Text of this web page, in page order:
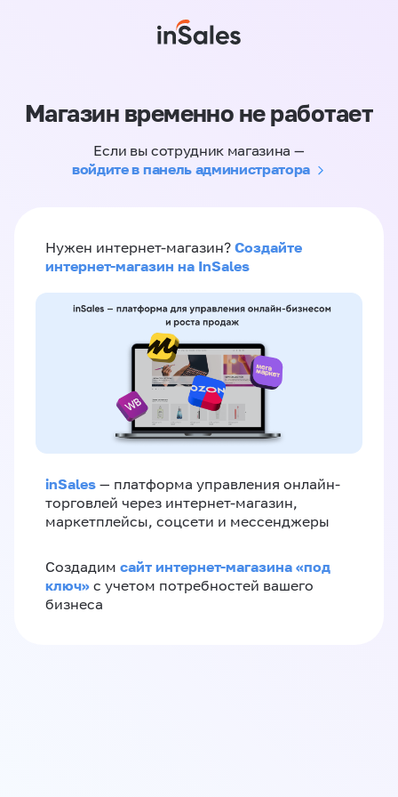
Магазин временно не работает
Если вы сотрудник магазина —
войдите в панель администратора
Нужен интернет-магазин? Создайте
интернет-магазин на InSales
inSales — платформа управления онлайн-
торговлей через интернет-магазин,
маркетплейсы, соцсети и мессенджеры
Создадим сайт интернет-магазина «под
ключ» с учетом потребностей вашего
бизнеса